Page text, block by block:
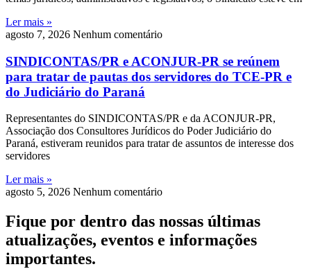
Ler mais »
agosto 7, 2026 Nenhum comentário
SINDICONTAS/PR e ACONJUR-PR se reúnem
para tratar de pautas dos servidores do TCE-PR e
do Judiciário do Paraná
Representantes do SINDICONTAS/PR e da ACONJUR-PR,
Associação dos Consultores Jurídicos do Poder Judiciário do
Paraná, estiveram reunidos para tratar de assuntos de interesse dos
servidores
Ler mais »
agosto 5, 2026 Nenhum comentário
Fique por dentro das nossas últimas
atualizações, eventos e informações
importantes.